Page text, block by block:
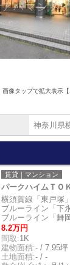
画像タップで拡大表示【
神奈川県
賃貸｜マンション
パークハイムＴＯ
横須賀線「東戸塚
ブルーライン「下
ブルーライン「舞
8.2万円
間取:1K
建物面積:- / 7.95坪
土地面積:- / -